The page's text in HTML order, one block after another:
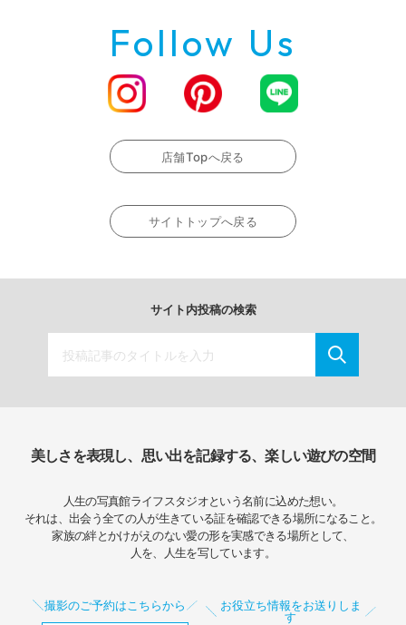
Follow Us
店舗Topへ戻る
サイトトップへ戻る
サイト内投稿の検索
美しさを表現し、思い出を記録する、楽しい遊びの空間
人生の写真館ライフスタジオという名前に込めた想い。
それは、出会う全ての人が生きている証を確認できる場所になること。
家族の絆とかけがえのない愛の形を実感できる場所として、
人を、人生を写しています。
撮影のご予約はこちらから
お役立ち情報をお送りしま
す